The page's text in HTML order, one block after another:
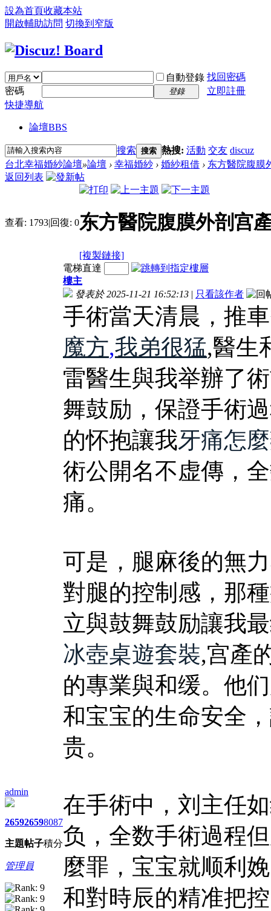
設為首頁收藏本站
開啟輔助訪問 切換到窄版
自動登錄 找回密碼
密碼
登錄
立即註冊
快捷導航
論壇BBS
搜索 搜索 熱搜: 活動 交友 discuz
台北幸福婚紗論壇»論壇 › 幸福婚紗 › 婚紗租借 › 东方醫院腹膜
返回列表
查看: 1793|回復: 0东方醫院腹膜外剖宫
[複製鏈接]
admin
2659
主題
2659
帖子
8087
積分
管理員
電梯直達
樓主
發表於 2025-11-21 16:52:13 | 只看該作者
手術當天清晨，推
魔方,我弟很猛,醫生
雷醫生與我举辦了
舞鼓励，保證手術
的怀抱讓我牙痛怎
術公開名不虚傳，
痛。
可是，腿麻後的無
對腿的控制感，那
立與鼓舞鼓励讓我
冰壺桌遊套裝,宫產
的專業與和缓。他
和宝宝的生命安全
贵。
在手術中，刘主任
负，全数手術過程
麼罪，宝宝就顺利
和對時辰的精准把